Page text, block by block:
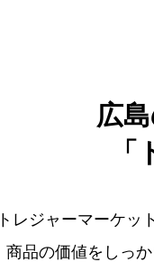
広
トレジャーマーケッ
商品の価値をしっ